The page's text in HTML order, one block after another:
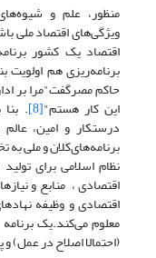
منظور، علم و
ویژگی‌های اقتصاد ملی
اقتصاد یک کشور
برنامه‌ریزی هم
حاکم مصرگفت"مرا بر
این کار هستم"[8]
.
درستکار و امین،
برنامه‌های‌کلان و ملی
نظام اسلامی برای
اقتصادی ، منابع و
اقتصادی و وظیفه
معلوم می‌کند.یک
(احتمالا اصلاح در عمل)